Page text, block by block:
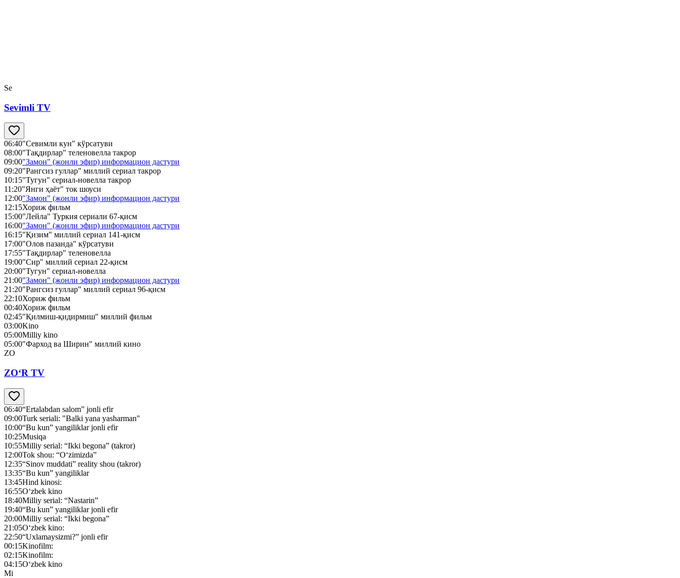
Se
Sevimli TV
06:40"Севимли кун" кўрсатуви
08:00"Тақдирлар" теленовелла такрор
09:00"Замон" (жонли эфир) информацион дастури
09:20"Рангсиз гуллар" миллий сериал такрор
10:15"Тугун" сериал-новелла такрор
11:20"Янги ҳаёт" ток шоуси
12:00"Замон" (жонли эфир) информацион дастури
12:15Хориж фильм
15:00"Лейла" Туркия сериали 67-қисм
16:00"Замон" (жонли эфир) информацион дастури
16:15"Қизим" миллий сериал 141-қисм
17:00"Олов пазанда" кўрсатуви
17:55"Тақдирлар" теленовелла
19:00"Сир" миллий сериал 22-қисм
20:00"Тугун" сериал-новелла
21:00"Замон" (жонли эфир) информацион дастури
21:20"Рангсиз гуллар" миллий сериал 96-қисм
22:10Хориж фильм
00:40Хориж фильм
02:45"Қилмиш-қидирмиш" миллий фильм
03:00Kino
05:00Milliy kino
05:00"Фарход ва Ширин" миллий кино
ZO
ZO‘R TV
06:40“Ertalabdan salom” jonli efir
09:00Turk seriali: "Balki yana yasharman"
10:00“Bu kun” yangiliklar jonli efir
10:25Musiqa
10:55Milliy serial: “Ikki begona” (takror)
12:00Tok shou: “O‘zimizda”
12:35“Sinov muddati” reality shou (takror)
13:35“Bu kun” yangiliklar
13:45Hind kinosi:
16:55O‘zbek kino
18:40Milliy serial: “Nastarin”
19:40“Bu kun” yangiliklar jonli efir
20:00Milliy serial: “Ikki begona”
21:05O‘zbek kino:
22:50“Uxlamaysizmi?” jonli efir
00:15Kinofilm:
02:15Kinofilm:
04:15O‘zbek kino
Mi